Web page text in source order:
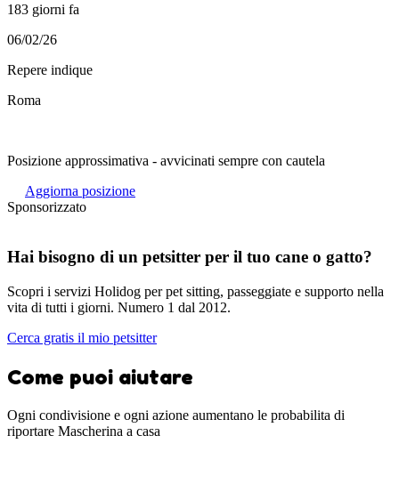
183 giorni fa
06/02/26
Repere indique
Roma
Posizione approssimativa - avvicinati sempre con cautela
Aggiorna posizione
Sponsorizzato
Hai bisogno di un petsitter per il tuo cane o gatto?
Scopri i servizi Holidog per pet sitting, passeggiate e supporto nella
vita di tutti i giorni. Numero 1 dal 2012.
Cerca gratis il mio petsitter
Come puoi aiutare
Ogni condivisione e ogni azione aumentano le probabilita di
riportare Mascherina a casa